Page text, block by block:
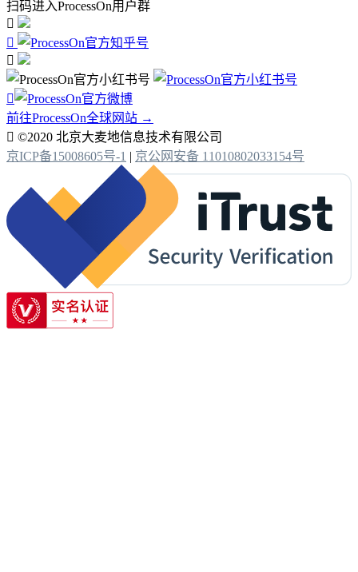
扫码进入ProcessOn用户群




前往ProcessOn全球网站 →
 ©2020 北京大麦地信息技术有限公司
京ICP备15008605号-1 | 京公网安备 11010802033154号